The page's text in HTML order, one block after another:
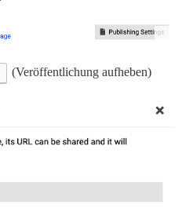
(Veröffentlichung aufheben)